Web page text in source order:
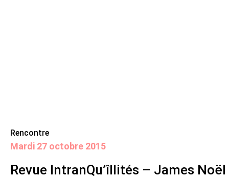
Rencontre
mardi 27 octobre 2015
Revue IntranQu’îllités – James Noël